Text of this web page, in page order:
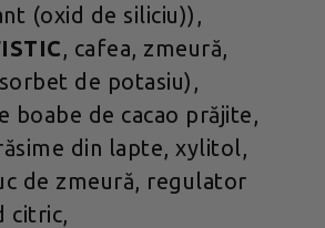
(oxid de siliciu)),
, cafea, zmeură,
de potasiu),
boabe de cacao prăjite,
din lapte, xylitol,
de zmeură, regulator
citric,